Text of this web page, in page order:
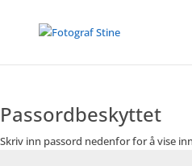
Passordbeskyttet
Skriv inn passord nedenfor for å vise